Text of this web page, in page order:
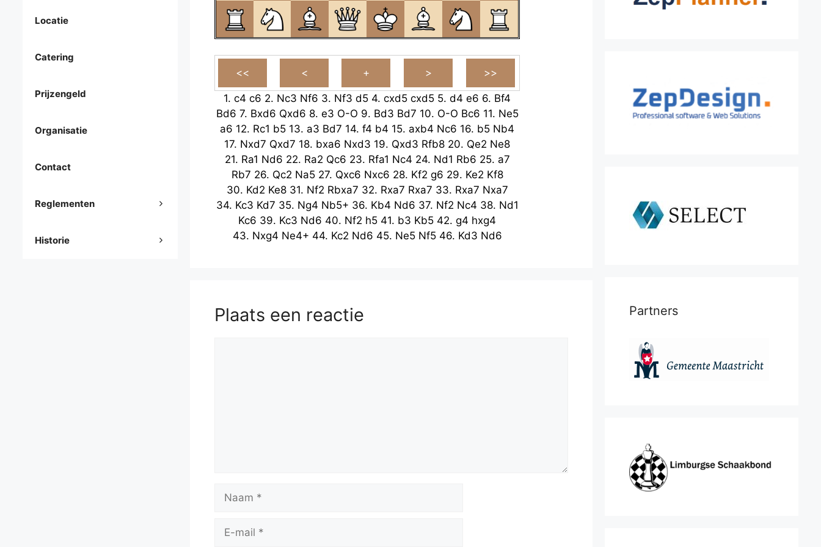
1. c4 c6 2. Nc3 Nf6 3. Nf3 d5 4. cxd5 cxd5 5. d4 e6 6. Bf4
Bd6 7. Bxd6 Qxd6 8. e3 O-O 9. Bd3 Bd7 10. O-O Bc6 11. Ne5
a6 12. Rc1 b5 13. a3 Bd7 14. f4 b4 15. axb4 Nc6 16. b5 Nb4
17. Nxd7 Qxd7 18. bxa6 Nxd3 19. Qxd3 Rfb8 20. Qe2 Ne8
21. Ra1 Nd6 22. Ra2 Qc6 23. Rfa1 Nc4 24. Nd1 Rb6 25. a7
Rb7 26. Qc2 Na5 27. Qxc6 Nxc6 28. Kf2 g6 29. Ke2 Kf8
30. Kd2 Ke8 31. Nf2 Rbxa7 32. Rxa7 Rxa7 33. Rxa7 Nxa7
34. Kc3 Kd7 35. Ng4 Nb5+ 36. Kb4 Nd6 37. Nf2 Nc4 38. Nd1
Kc6 39. Kc3 Nd6 40. Nf2 h5 41. b3 Kb5 42. g4 hxg4
43. Nxg4 Ne4+ 44. Kc2 Nd6 45. Ne5 Nf5 46. Kd3 Nd6
Plaats een reactie
mail
Locatie
Catering
Prijzengeld
Organisatie
Contact
Reglementen
Historie
Partners